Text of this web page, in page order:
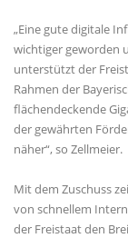
Eine gute digitale
wichtiger geworden
unterstützt der
Rahmen der
flächendeckende
der gewährten
näher“, so Zellmeier.
Mit dem Zuschuss
von schnellem
der Freistaat den